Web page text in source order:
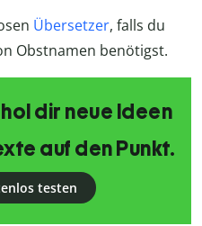
Übersetzer, falls du
Obstnamen benötigst.
dir neue Ideen
auf den Punkt.
testen